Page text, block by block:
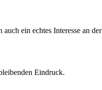
ein echtes Interesse an der
Eindruck.